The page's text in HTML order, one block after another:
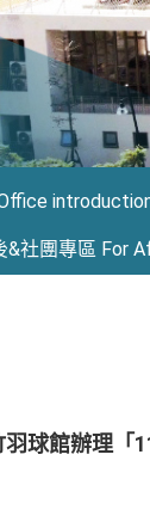
&社團專區 For
羽球館辦理「